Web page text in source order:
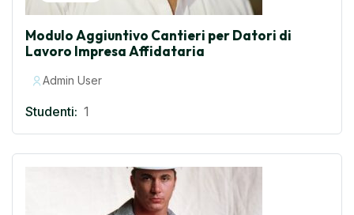
Modulo Aggiuntivo Cantieri per Datori di
Lavoro Impresa Affidataria
Admin User
Studenti: 1